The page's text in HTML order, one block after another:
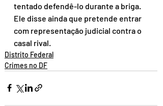
tentado defendê-lo durante a briga.
Ele disse ainda que pretende entrar
com representação judicial contra o
casal rival.
Distrito Federal
Crimes no DF